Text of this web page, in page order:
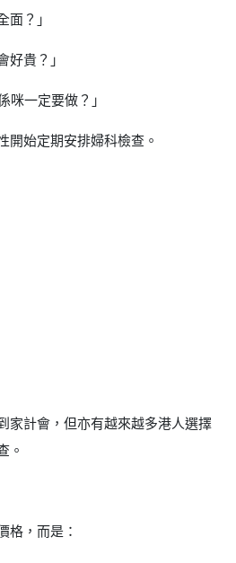
面？」
好貴？」
咪一定要做？」
開始定期安排婦科檢查。
家計會，但亦有越來越多港人選擇
。
格，而是：